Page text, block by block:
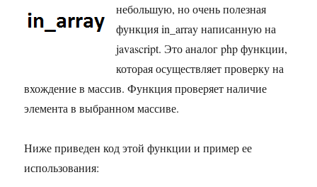
небольшую, но очень полезная
функция in_array написанную на
javascript. Это аналог php функции,
которая осуществляет проверку на
вхождение в массив. Функция проверяет наличие
элемента в выбранном массиве.
Ниже приведен код этой функции и пример ее
использования: